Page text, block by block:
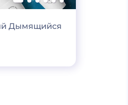
Дымящийся